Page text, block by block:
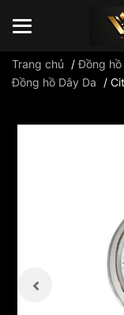
Trang chủ /Đồng hồ
Đồng hồ Dây Da
/